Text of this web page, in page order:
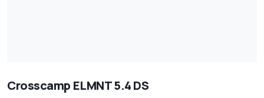
Crosscamp ELMNT 5.4 DS